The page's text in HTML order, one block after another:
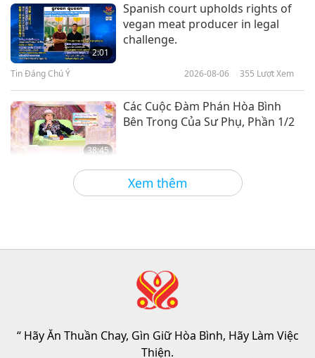
Giải Gương Từ Bi Sáng Ngời Thế
Giới: Hành Động Nhanh Vì Đại
Xem thêm
2:01
Spanish court upholds rights of
vegan meat producer in legal
challenge.
Tin Đáng Chú Ý 2026-08-06 355 Lượt Xem
38:45
Các Cuộc Đàm Phán Hòa Bình
Bên Trong Của Sư Phụ, Phần 1/2
2026-08-06
25:38
“Fast Charge” Is Wonderful Way
Whenever Material World Begins
to Feel Too Imposing
“ Hãy Ăn Thuần Chay, Gìn Giữ Hòa Bình, Hãy Làm Việc
Thiện.